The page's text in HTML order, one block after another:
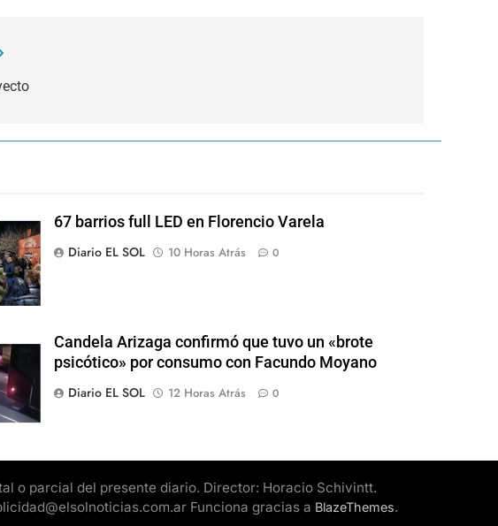
67 barrios full LED en Florencio Varela
Diario EL SOL
10 Horas Atrás 0
Candela Arizaga confirmó que tuvo un «brote
psicótico» por consumo con Facundo Moyano
Diario EL SOL
12 Horas Atrás 0
o parcial del presente diario. Director: Horacio Schivintt.
Funciona gracias a BlazeThemes.